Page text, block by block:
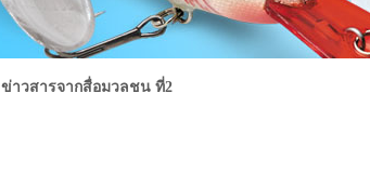
ข่าวสารจากสื่อมวลชน ที่2